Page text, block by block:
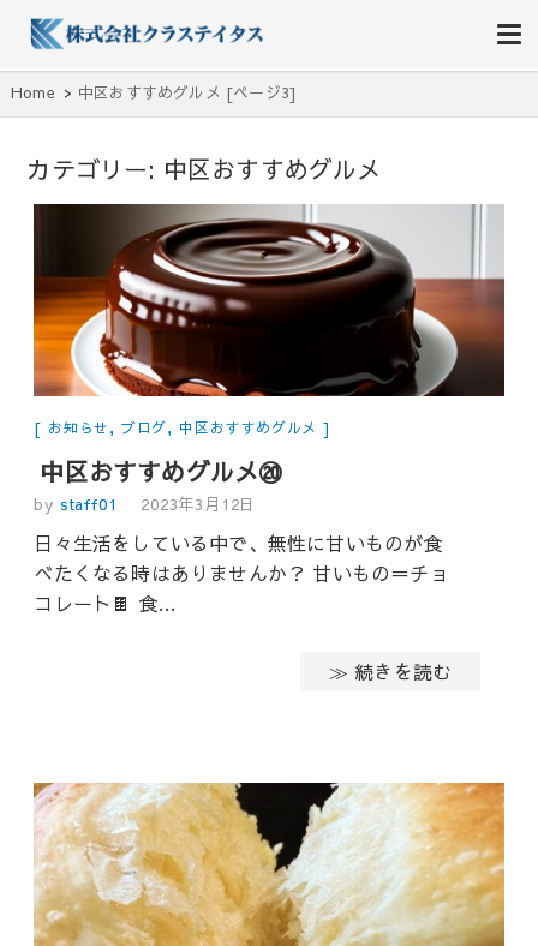
株式会社クラステイタス
地域のコミュニティーを大切にする企業
Home 中区おすすめグルメ [ページ3]
カテゴリー: 中区おすすめグルメ
お知らせ, ブログ, 中区おすすめグルメ
中区おすすめグルメ⑳
by staff01 2023年3月12日
日々生活をしている中で、無性に甘いものが食
べたくなる時はありませんか？ 甘いもの＝チョ
コレート🍫 食…
≫ 続きを読む